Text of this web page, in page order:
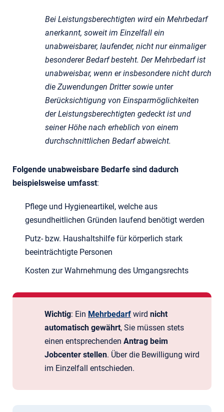
Bei Leistungsberechtigten wird ein Mehrbedarf
anerkannt, soweit im Einzelfall ein
unabweisbarer, laufender, nicht nur einmaliger
besonderer Bedarf besteht. Der Mehrbedarf ist
unabweisbar, wenn er insbesondere nicht durch
die Zuwendungen Dritter sowie unter
Berücksichtigung von Einsparmöglichkeiten
der Leistungsberechtigten gedeckt ist und
seiner Höhe nach erheblich von einem
durchschnittlichen Bedarf abweicht.
Folgende unabweisbare Bedarfe sind dadurch
beispielsweise umfasst:
Pflege und Hygieneartikel, welche aus
gesundheitlichen Gründen laufend benötigt werden
Putz- bzw. Haushaltshilfe für körperlich stark
beeinträchtigte Personen
Kosten zur Wahrnehmung des Umgangsrechts
Wichtig: Ein Mehrbedarf wird nicht
automatisch gewährt, Sie müssen stets
einen entsprechenden Antrag beim
Jobcenter stellen. Über die Bewilligung wird
im Einzelfall entschieden.